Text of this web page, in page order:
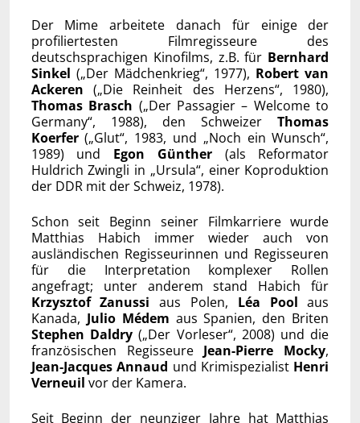
Der Mime arbeitete danach für einige der
profiliertesten Filmregisseure des
deutschsprachigen Kinofilms, z.B. für Bernhard
Sinkel („Der Mädchenkrieg“, 1977), Robert van
Ackeren („Die Reinheit des Herzens“, 1980),
Thomas Brasch („Der Passagier – Welcome to
Germany“, 1988), den SchweizerThomas
Koerfer(„Glut“, 1983, und „Noch ein Wunsch“,
1989) und Egon Günther(als Reformator
Huldrich Zwingli in „Ursula“, einer Koproduktion
der DDR mit der Schweiz, 1978).
Schon seit Beginn seiner Filmkarriere wurde
Matthias Habich immer wieder auch von
ausländischen Regisseurinnen und Regisseuren
für die Interpretation komplexer Rollen
angefragt; unter anderem stand Habich für
Krzysztof Zanussi aus Polen, Léa Poolaus
Kanada, Julio Médem aus Spanien, den Briten
Stephen Daldry(„Der Vorleser“, 2008) und die
französischen Regisseure Jean-Pierre Mocky,
Jean-Jacques Annaud und Krimispezialist Henri
Verneuil vor der Kamera.
Seit Beginn der neunziger Jahre hat Matthias